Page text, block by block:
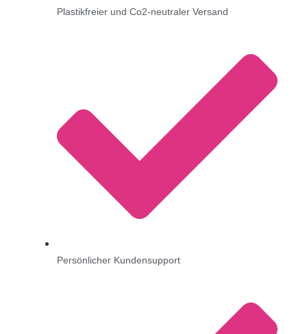
Plastikfreier und Co2-neutraler Versand
Persönlicher Kundensupport